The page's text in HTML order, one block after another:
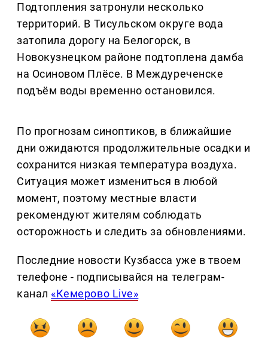
Подтопления затронули несколько
территорий. В Тисульском округе вода
затопила дорогу на Белогорск, в
Новокузнецком районе подтоплена дамба
на Осиновом Плёсе. В Междуреченске
подъём воды временно остановился.
По прогнозам синоптиков, в ближайшие
дни ожидаются продолжительные осадки и
сохранится низкая температура воздуха.
Ситуация может измениться в любой
момент, поэтому местные власти
рекомендуют жителям соблюдать
осторожность и следить за обновлениями.
Последние новости Кузбасса уже в твоем
телефоне - подписывайся на телеграм-
канал «Кемерово Live»